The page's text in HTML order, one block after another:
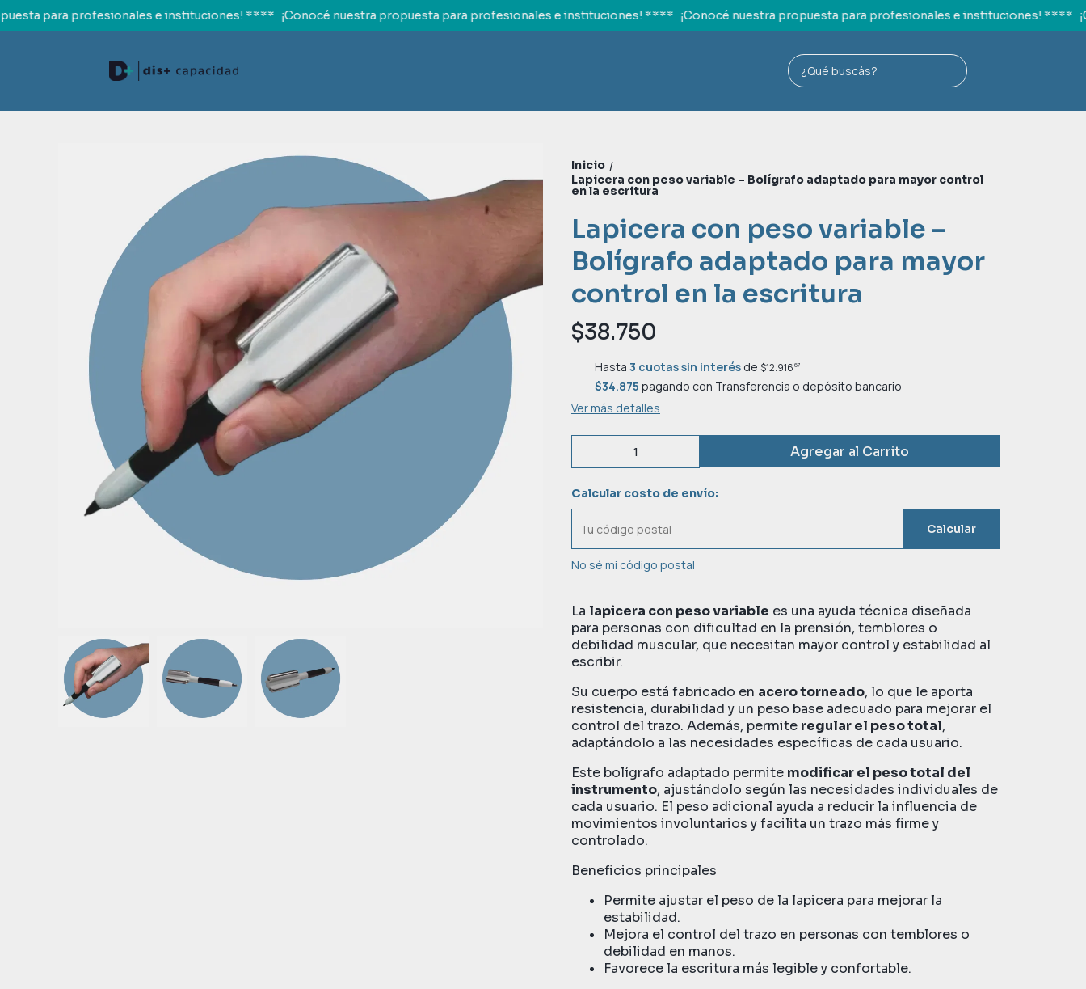
para profesionales e instituciones! **** ¡Conocé nuestra propuesta para profesionales e instituciones! **** ¡Conocé nuestra propuesta para profesionales e instituciones! ****
Inicio /
Lapicera con peso variable – Bolígrafo adaptado para mayor control
en la escritura
Lapicera con peso variable –
Bolígrafo adaptado para mayor
control en la escritura
$38.750
Hasta 3 cuotas sin interés de $12.916 67
$34.875 pagando con Transferencia o depósito bancario
Ver más detalles
Agregar al Carrito
Calcular costo de envío:
Calcular
No sé mi código postal
La lapicera con peso variable es una ayuda técnica diseñada
para personas con dificultad en la prensión, temblores o
debilidad muscular, que necesitan mayor control y estabilidad al
escribir.
Su cuerpo está fabricado en acero torneado, lo que le aporta
resistencia, durabilidad y un peso base adecuado para mejorar el
control del trazo. Además, permite regular el peso total,
adaptándolo a las necesidades específicas de cada usuario.
Este bolígrafo adaptado permite modificar el peso total del
instrumento, ajustándolo según las necesidades individuales de
cada usuario. El peso adicional ayuda a reducir la influencia de
movimientos involuntarios y facilita un trazo más firme y
controlado.
Beneficios principales
Permite ajustar el peso de la lapicera para mejorar la
estabilidad.
Mejora el control del trazo en personas con temblores o
debilidad en manos.
Favorece la escritura más legible y confortable.